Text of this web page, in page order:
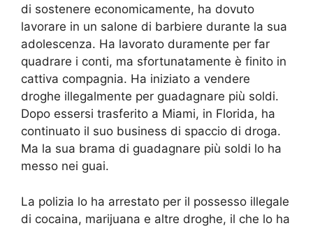
di sostenere economicamente, ha dovuto
lavorare in un salone di barbiere durante la sua
adolescenza. Ha lavorato duramente per far
quadrare i conti, ma sfortunatamente è finito in
cattiva compagnia. Ha iniziato a vendere
droghe illegalmente per guadagnare più soldi.
Dopo essersi trasferito a Miami, in Florida, ha
continuato il suo business di spaccio di droga.
Ma la sua brama di guadagnare più soldi lo ha
messo nei guai.
La polizia lo ha arrestato per il possesso illegale
di cocaina, marijuana e altre droghe, il che lo ha